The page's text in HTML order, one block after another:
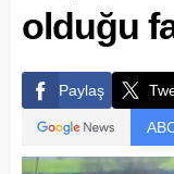
olduğu
Paylaş